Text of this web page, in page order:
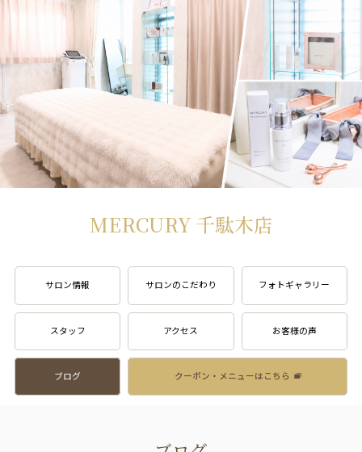
MERCURY 千駄木店
サロン情報 サロンのこだわり フォトギャラリー
スタッフ アクセス お客様の声
ブログ クーポン・メニューはこちら